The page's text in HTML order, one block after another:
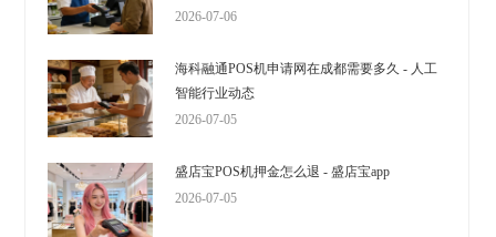
2026-07-06
海科融通POS机申请网在成都需要多久 - 人工
智能行业动态
2026-07-05
盛店宝POS机押金怎么退 - 盛店宝app
2026-07-05